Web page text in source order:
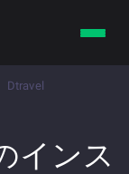
Dtravel
インス